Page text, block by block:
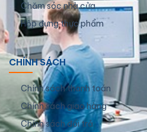
Chăm sóc nhà cửa
Hộp đựng thực phẩm
CHÍNH SÁCH
Chính sách thanh toán
Chính sách giao hàng
Chính sách đổi trả